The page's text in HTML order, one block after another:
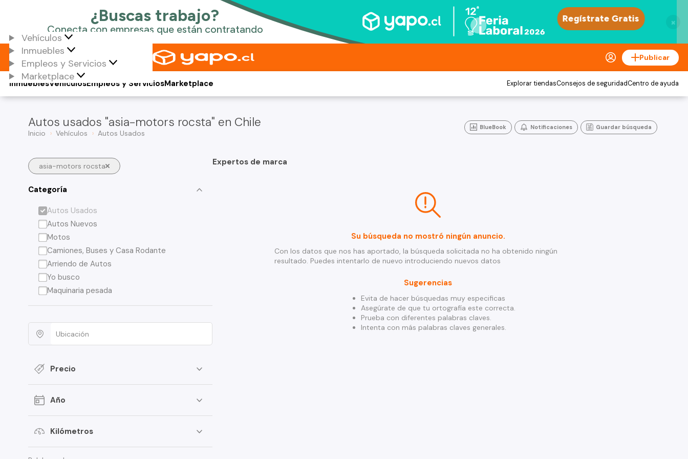
×
Vehículos
Inmuebles
Empleos y Servicios
Marketplace
Publicar
Vehículos
Inmuebles Empleos y ServiciosMarketplace Explorar tiendasConsejos de seguridadCentro de ayuda
Autos usados "asia-motors rocsta" en Chile
Inicio Vehículos Autos Usados
BlueBook Notificaciones Guardar búsqueda
asia-motors rocsta
Categoría
Autos Usados
Autos Nuevos
Motos
Camiones, Buses y Casa Rodante
Arriendo de Autos
Yo busco
Maquinaria pesada
Precio
Año
Kilómetros
Expertos de marca
Su búsqueda no mostró ningún anuncio.
Con los datos que nos has aportado, la búsqueda solicitada no ha obtenido ningún
resultado. Puedes intentarlo de nuevo introduciendo nuevos datos
Sugerencias
Evita de hacer búsquedas muy especificas
Asegúrate de que tu ortografía este correcta.
Prueba con diferentes palabras claves.
Intenta con más palabras claves generales.